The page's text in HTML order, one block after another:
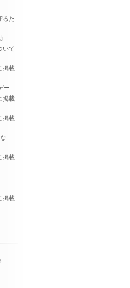
るた
いて
掲載
ー
掲載
掲載
掲載
掲載